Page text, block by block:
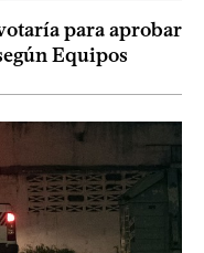
para aprobar
Equipos